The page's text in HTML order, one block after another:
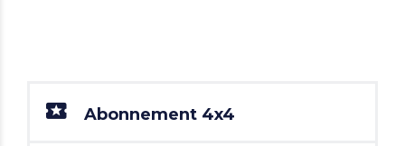
Abonnement 4x4